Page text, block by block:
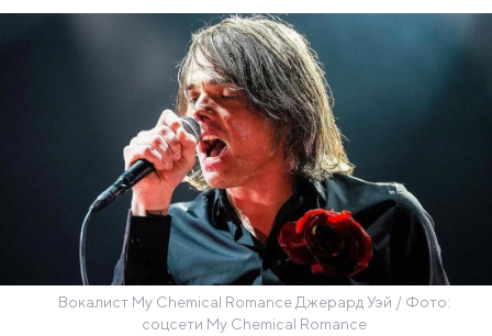
Вокалист My Chemical Romance Джерард Уэй / Фото:
соцсети My Chemical Romance